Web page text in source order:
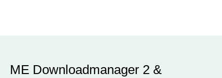
ME Downloadmanager 2 &